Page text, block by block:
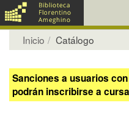
Inicio Catálogo
Sanciones a usuarios
podrán inscribirse a